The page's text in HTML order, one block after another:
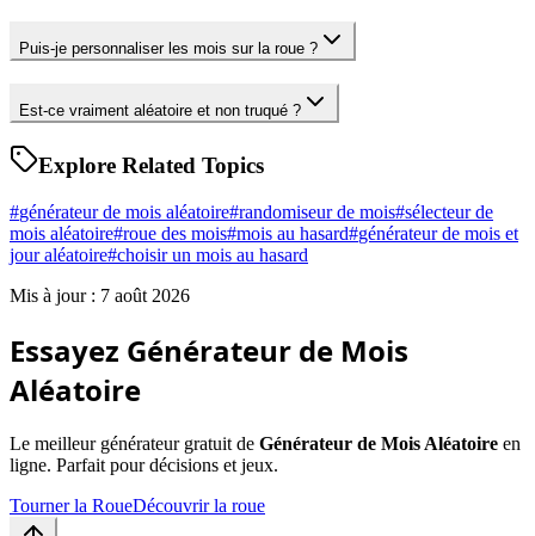
Puis-je personnaliser les mois sur la roue ?
Est-ce vraiment aléatoire et non truqué ?
Explore Related Topics
#générateur de mois aléatoire#randomiseur de mois#sélecteur de
mois aléatoire#roue des mois#mois au hasard#générateur de mois et
jour aléatoire#choisir un mois au hasard
Mis à jour : 7 août 2026
Essayez Générateur de Mois
Aléatoire
Le meilleur générateur gratuit de Générateur de Mois Aléatoire en
ligne. Parfait pour décisions et jeux.
Tourner la RoueDécouvrir la roue